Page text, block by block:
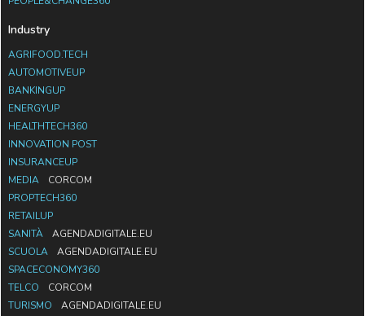
Industry
AGRIFOOD.TECH
AUTOMOTIVEUP
BANKINGUP
ENERGYUP
HEALTHTECH360
INNOVATION POST
INSURANCEUP
MEDIA
CORCOM
PROPTECH360
RETAILUP
SANITÀ
AGENDADIGITALE.EU
SCUOLA
AGENDADIGITALE.EU
SPACECONOMY360
TELCO
CORCOM
TURISMO
AGENDADIGITALE.EU